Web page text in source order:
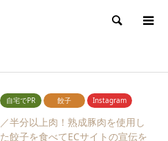
検索
自宅でPR 餃子 Instagram
／半分以上肉！熟成豚肉を使用し
た餃子を食べてECサイトの宣伝を